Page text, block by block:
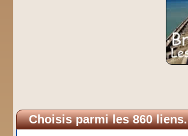
Choisis parmi les 860 liens.